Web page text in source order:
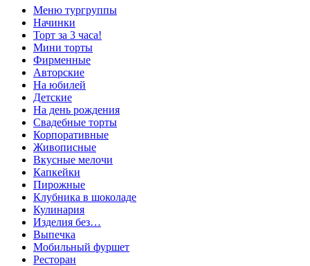
Меню тургруппы
Начинки
Торт за 3 часа!
Мини торты
Фирменные
Авторские
На юбилей
Детские
На день рождения
Свадебные торты
Корпоративные
Живописные
Вкусные мелочи
Капкейки
Пирожные
Клубника в шоколаде
Кулинария
Изделия без…
Выпечка
Мобильный фуршет
Ресторан